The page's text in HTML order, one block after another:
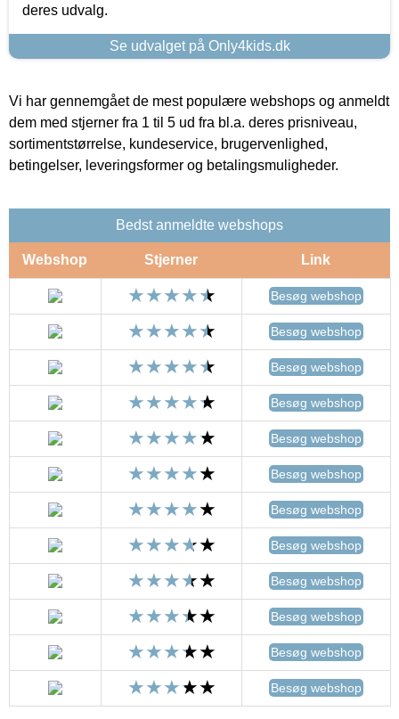
deres udvalg.
Se udvalget på Only4kids.dk
Vi har gennemgået de mest populære webshops og anmeldt
dem med stjerner fra 1 til 5 ud fra bl.a. deres prisniveau,
sortimentstørrelse, kundeservice, brugervenlighed,
betingelser, leveringsformer og betalingsmuligheder.
Bedst anmeldte webshops
Webshop Stjerner Link
Besøg webshop
Besøg webshop
Besøg webshop
Besøg webshop
Besøg webshop
Besøg webshop
Besøg webshop
Besøg webshop
Besøg webshop
Besøg webshop
Besøg webshop
Besøg webshop